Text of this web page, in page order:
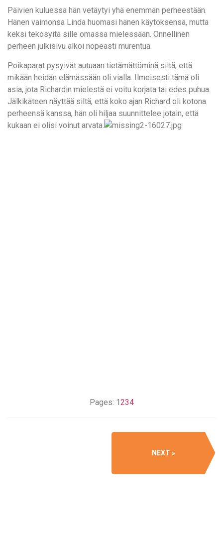
Päivien kuluessa hän vetäytyi yhä enemmän perheestään.
Hänen vaimonsa Linda huomasi hänen käytöksensä, mutta
keksi tekosyitä sille omassa mielessään. Onnellinen
perheen julkisivu alkoi nopeasti murentua.
Poikaparat pysyivät autuaan tietämättöminä siitä, että
mikään heidän elämässään oli vialla. Ilmeisesti tämä oli
asia, jota Richardin mielestä ei voitu korjata tai edes puhua.
Jälkikäteen näyttää siltä, että koko ajan Richard oli kotona
perheensä kanssa, hän oli hiljaa suunnittelee jotain, että
kukaan ei olisi voinut arvata.
Pages: 1234
NEXT